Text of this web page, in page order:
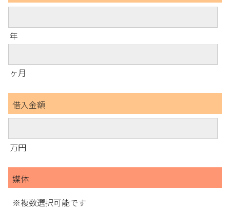
年
ヶ月
借入金額
万円
媒体
※複数選択可能です